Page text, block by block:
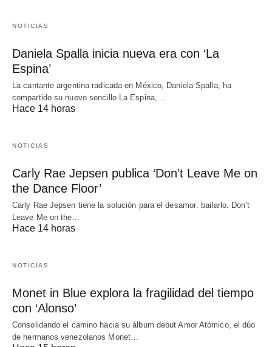
NOTICIAS
Daniela Spalla inicia nueva era con ‘La
Espina’
La cantante argentina radicada en México, Daniela Spalla, ha
compartido su nuevo sencillo La Espina,…
Hace 14 horas
NOTICIAS
Carly Rae Jepsen publica ‘Don’t Leave Me on
the Dance Floor’
Carly Rae Jepsen tiene la solución para el desamor: bailarlo. Don't
Leave Me on the…
Hace 14 horas
NOTICIAS
Monet in Blue explora la fragilidad del tiempo
con ‘Alonso’
Consolidando el camino hacia su álbum debut Amor Atómico, el dúo
de hermanos venezolanos Monet…